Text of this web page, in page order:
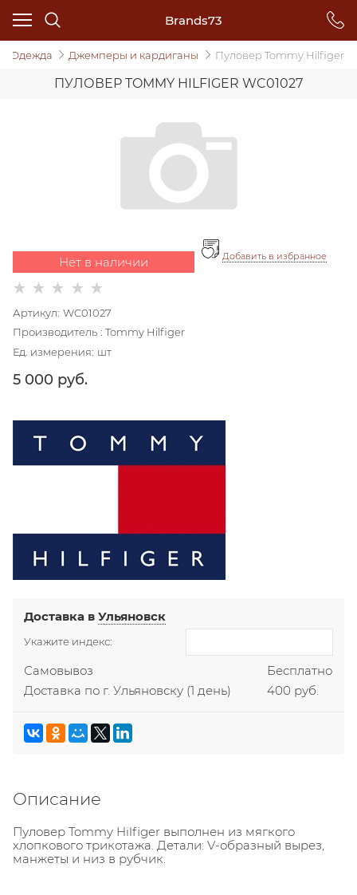
Brands73
Одежда Джемперы и кардиганы Пуловер Tommy Hilfiger
ПУЛОВЕР TOMMY HILFIGER WC01027
Нет в наличии Добавить в избранное
Артикул: WC01027
Производитель : Tommy Hilfiger
Ед. измерения: шт
5 000 руб.
Доставка вУльяновск
Укажите индекс:
Самовывоз
Бесплатно
Доставка по г. Ульяновску (1 день) 400 руб.
Описание
Пуловер Tommy Hilfiger выполнен из мягкого
хлопкового трикотажа. Детали: V-образный вырез,
манжеты и низ в рубчик.